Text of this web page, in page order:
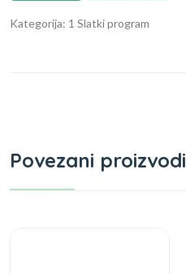
Kategorija: 1 Slatki program
Povezani proizvodi